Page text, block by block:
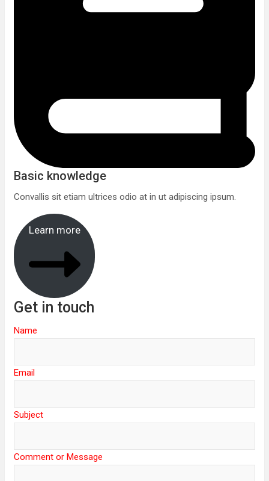
Basic knowledge
Convallis sit etiam ultrices odio at in ut adipiscing ipsum.
Learn more
Get in touch
Name
Email
Subject
Comment or Message